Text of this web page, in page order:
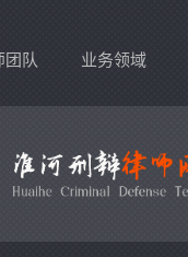
团队 业务领域